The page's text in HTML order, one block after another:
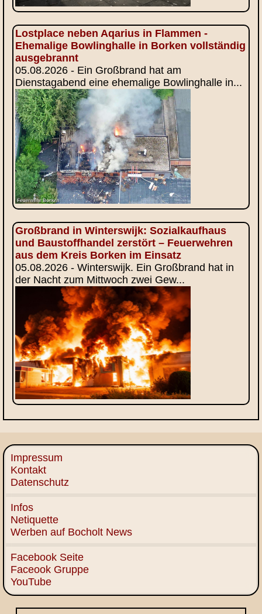
Lostplace neben Aqarius in Flammen -
Ehemalige Bowlinghalle in Borken vollständig
ausgebrannt
05.08.2026 - Ein Großbrand hat am
Dienstagabend eine ehemalige Bowlinghalle in...
Großbrand in Winterswijk: Sozialkaufhaus
und Baustoffhandel zerstört – Feuerwehren
aus dem Kreis Borken im Einsatz
05.08.2026 - Winterswijk. Ein Großbrand hat in
der Nacht zum Mittwoch zwei Gew...
Impressum
Kontakt
Datenschutz
Infos
Netiquette
Werben auf Bocholt News
Facebook Seite
Faceook Gruppe
YouTube